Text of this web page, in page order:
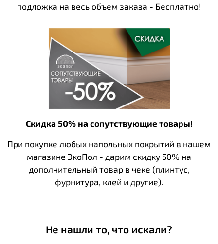
подложка на весь объем заказа - Бесплатно!
Скидка 50% на сопутствующие товары!
При покупке любых напольных покрытий в нашем
магазине ЭкоПол - дарим скидку 50% на
дополнительный товар в чеке (плинтус,
фурнитура, клей и другие).
Не нашли то, что искали?